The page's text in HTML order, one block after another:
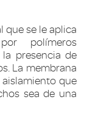
que se le aplica
polímeros
presencia de
La membrana
que
sea de una